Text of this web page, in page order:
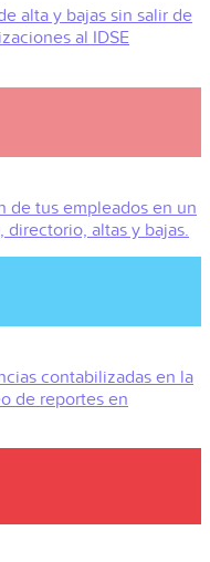
alta y bajas sin salir de
al IDSE
de tus empleados en un
directorio, altas y bajas.
contabilizadas en la
de reportes en